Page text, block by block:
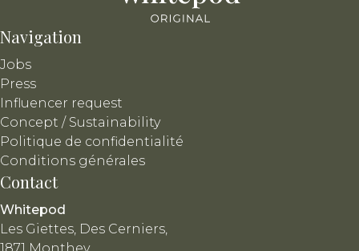
Navigation
Jobs
Press
Influencer request
Concept / Sustainability
Politique de confidentialité
Conditions générales
Contact
Whitepod
Les Giettes, Des Cerniers,